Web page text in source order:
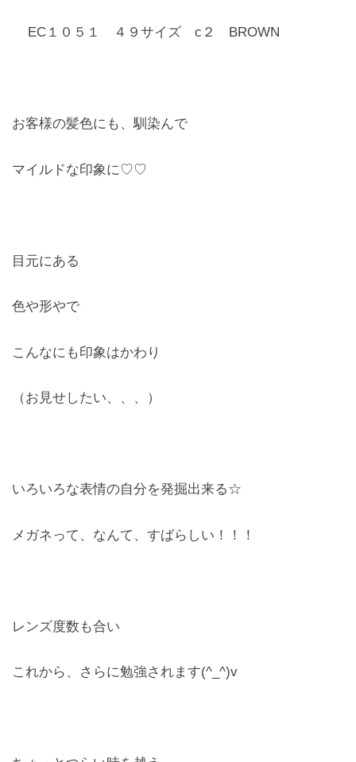
EC１０５１ ４９サイズ c２ BROWN
お客様の髪色にも、馴染んで
マイルドな印象に♡♡
目元にある
色や形やで
こんなにも印象はかわり
（お見せしたい、、、）
いろいろな表情の自分を発掘出来る☆
メガネって、なんて、すばらしい！！！
レンズ度数も合い
これから、さらに勉強されます(^_^)v